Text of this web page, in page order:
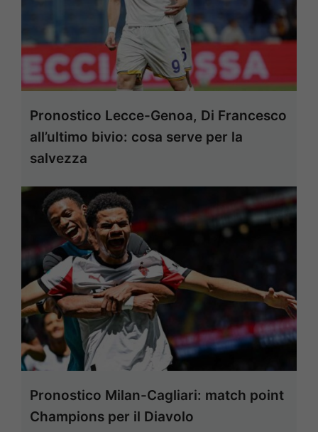
Pronostico Lecce-Genoa, Di Francesco
all’ultimo bivio: cosa serve per la
salvezza
Pronostico Milan-Cagliari: match point
Champions per il Diavolo